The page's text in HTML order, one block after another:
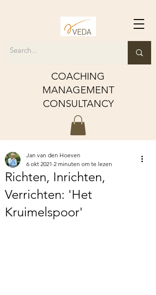
COACHING
MANAGEMENT
CONSULTANCY
Richten, Inrichten,
Verrichten: 'Het
Kruimelspoor'
Jan van den Hoeven
6 okt 2021 2 minuten om te lezen